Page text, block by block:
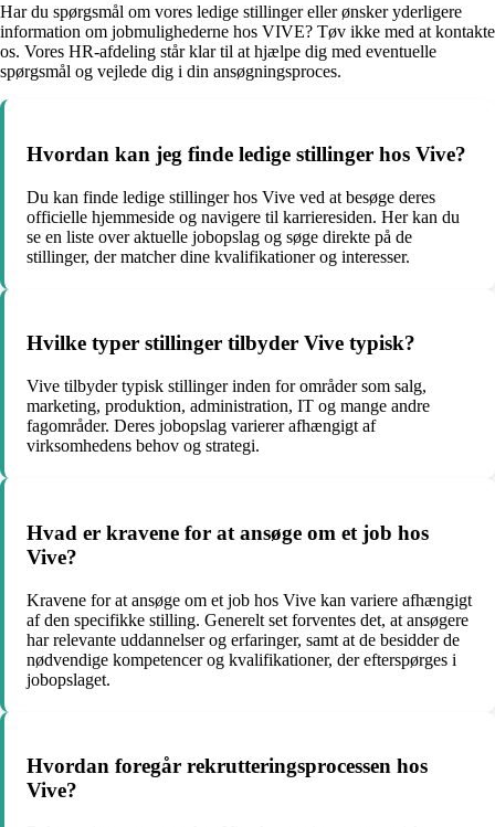
Har du spørgsmål om vores ledige stillinger eller ønsker yderligere
information om jobmulighederne hos VIVE? Tøv ikke med at kontakte
os. Vores HR-afdeling står klar til at hjælpe dig med eventuelle
spørgsmål og vejlede dig i din ansøgningsproces.
Hvordan kan jeg finde ledige stillinger hos Vive?
Du kan finde ledige stillinger hos Vive ved at besøge deres
officielle hjemmeside og navigere til karrieresiden. Her kan du
se en liste over aktuelle jobopslag og søge direkte på de
stillinger, der matcher dine kvalifikationer og interesser.
Hvilke typer stillinger tilbyder Vive typisk?
Vive tilbyder typisk stillinger inden for områder som salg,
marketing, produktion, administration, IT og mange andre
fagområder. Deres jobopslag varierer afhængigt af
virksomhedens behov og strategi.
Hvad er kravene for at ansøge om et job hos
Vive?
Kravene for at ansøge om et job hos Vive kan variere afhængigt
af den specifikke stilling. Generelt set forventes det, at ansøgere
har relevante uddannelser og erfaringer, samt at de besidder de
nødvendige kompetencer og kvalifikationer, der efterspørges i
jobopslaget.
Hvordan foregår rekrutteringsprocessen hos
Vive?